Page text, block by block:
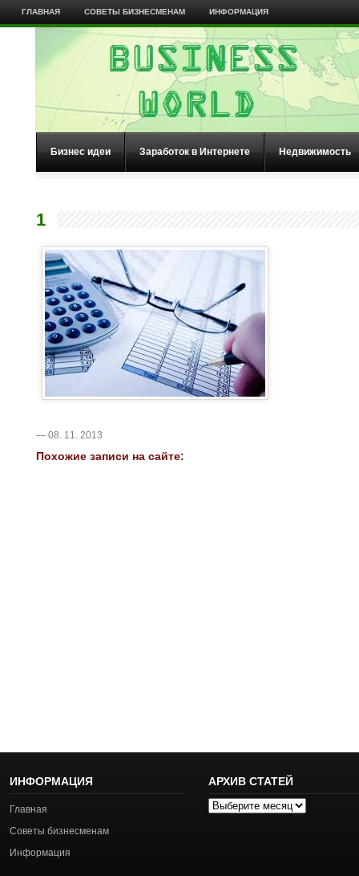
ГЛАВНАЯ СОВЕТЫ БИЗНЕСМЕНАМ ИНФОРМАЦИЯ
Бизнес идеи Заработок в Интернете Недвижимость
1
— 08. 11. 2013
Похожие записи на сайте:
ИНФОРМАЦИЯ
Главная
Советы бизнесменам
Информация
АРХИВ СТАТЕЙ
Архив